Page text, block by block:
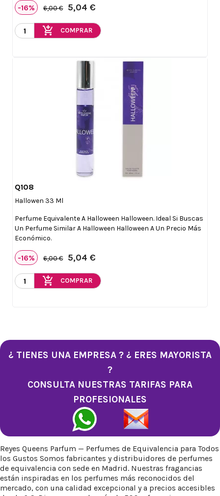
-16% 6,00 € 5,04 €
add_shopping_cart COMPRAR
Q108
Hallowen 33 Ml
Perfume Equivalente A Halloween Halloween. Ideal Si Buscas
Un Perfume Similar A Halloween Halloween A Un Precio Más
Económico.
-16% 6,00 € 5,04 €
add_shopping_cart COMPRAR
¿ TIENES UNA EMPRESA ? ¿ ERES MAYORISTA
?
CONSULTA NUESTRAS TARIFAS PARA
PROFESIONALES
Reyes Queens Parfum — Perfumes de Equivalencia para Todos
los Gustos Somos fabricantes y distribuidores de perfumes
de equivalencia con sede en Madrid. Nuestras fragancias
están inspiradas en los perfumes más reconocidos del
mercado, con una calidad excepcional y a precios accesibles